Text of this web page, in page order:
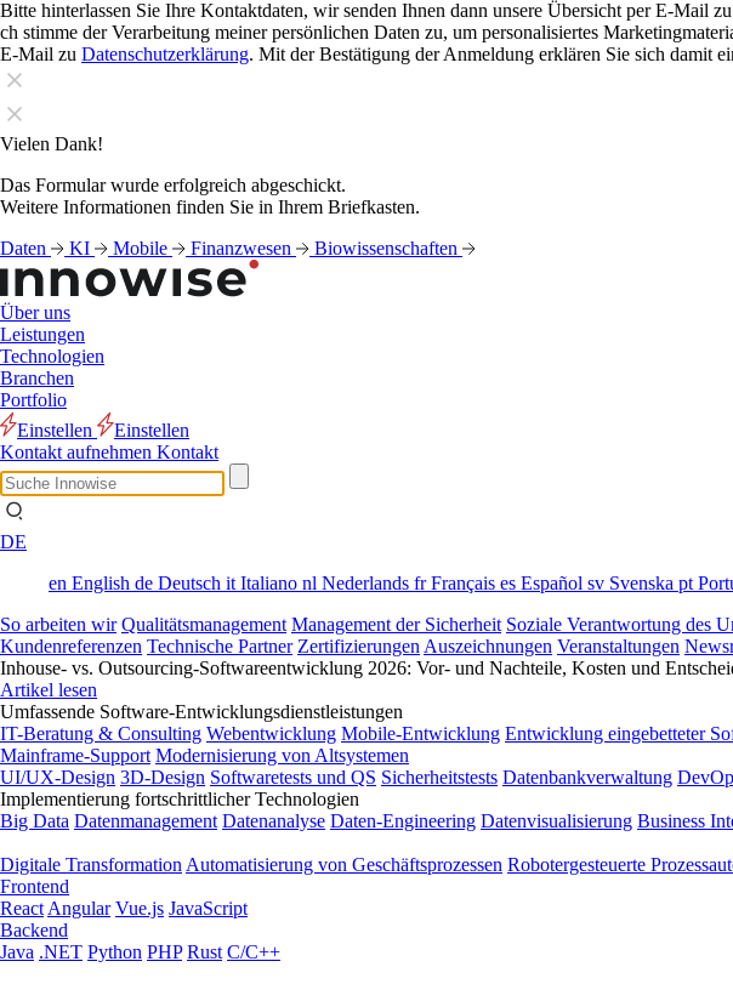
Bitte hinterlassen Sie Ihre Kontaktdaten, wir senden Ihnen dann unsere Übersicht per E-Mail zu
ch stimme der Verarbeitung meiner persönlichen Daten zu, um personalisiertes
E-Mail zu Datenschutzerklärung. Mit der Bestätigung der Anmeldung erklären Sie sich damit
Vielen Dank!
Das Formular wurde erfolgreich abgeschickt.
Weitere Informationen finden Sie in Ihrem Briefkasten.
Daten
KI Mobile Finanzwesen Biowissenschaften
Über uns
Leistungen
Technologien
Branchen
Portfolio
Einstellen
Einstellen
Kontakt aufnehmen Kontakt
DE
en English de Deutsch it Italiano nl Nederlands frFrançais es Español sv Svenska pt
So arbeiten wir Qualitätsmanagement Management der Sicherheit Soziale Verantwortung des
Kundenreferenzen Technische Partner Zertifizierungen Auszeichnungen Veranstaltungen
Inhouse- vs. Outsourcing-Softwareentwicklung 2026: Vor- und Nachteile, Kosten und
Artikel lesen
Umfassende Software-Entwicklungsdienstleistungen
IT-Beratung & Consulting Webentwicklung Mobile-Entwicklung Entwicklung eingebetteter
Mainframe-Support Modernisierung von Altsystemen
UI/UX-Design 3D-Design Softwaretests und QS Sicherheitstests Datenbankverwaltung
Implementierung fortschrittlicher Technologien
Big Data Datenmanagement Datenanalyse Daten-Engineering Datenvisualisierung Business
Digitale Transformation Automatisierung von Geschäftsprozessen Robotergesteuerte
Frontend
React Angular Vue.js JavaScript
Backend
Java .NET Python PHP Rust C/C++